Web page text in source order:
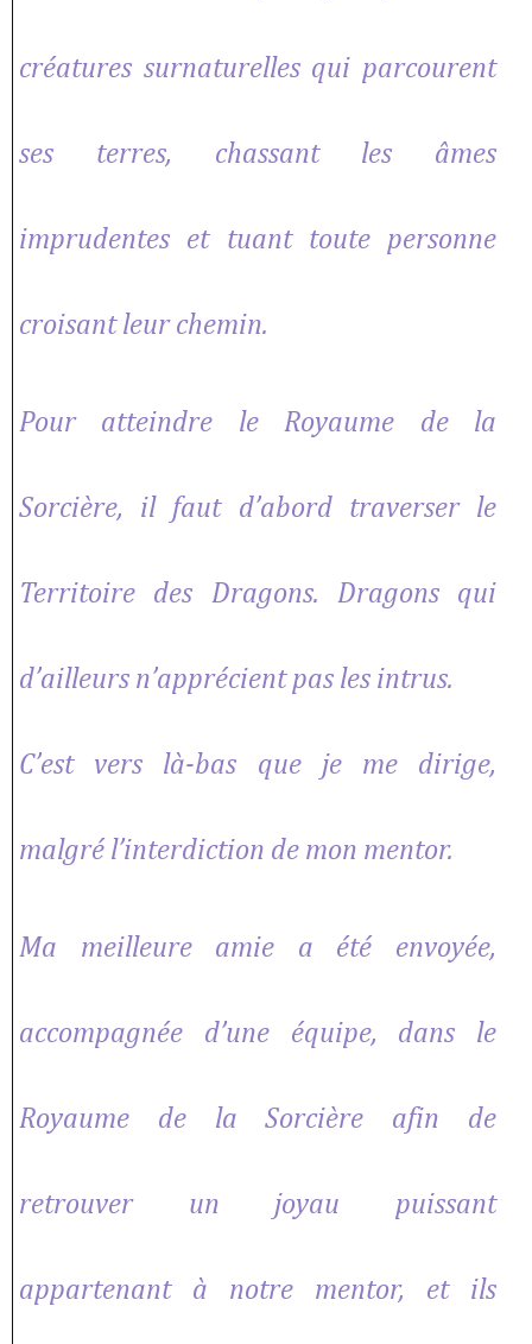
créatures surnaturelles qui parcourent
ses terres, chassant les âmes
imprudentes et tuant toute personne
croisant leur chemin.
Pour atteindre le Royaume de la
Sorcière, il faut d’abord traverser le
Territoire des Dragons. Dragons qui
d’ailleurs n’apprécient pas les intrus.
C’est vers là-bas que je me dirige,
malgré l’interdiction de mon mentor.
Ma meilleure amie a été envoyée,
accompagnée d’une équipe, dans le
Royaume de la Sorcière afin de
retrouver un joyau puissant
appartenant à notre mentor, et ils